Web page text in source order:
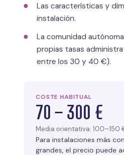
Las características y
instalación.
La comunidad
propias tasas
entre los 30 y 40 €).
COSTE HABITUAL
70 – 300 €
Media orientativa: 100–150
Para instalaciones más
grandes, el precio puede